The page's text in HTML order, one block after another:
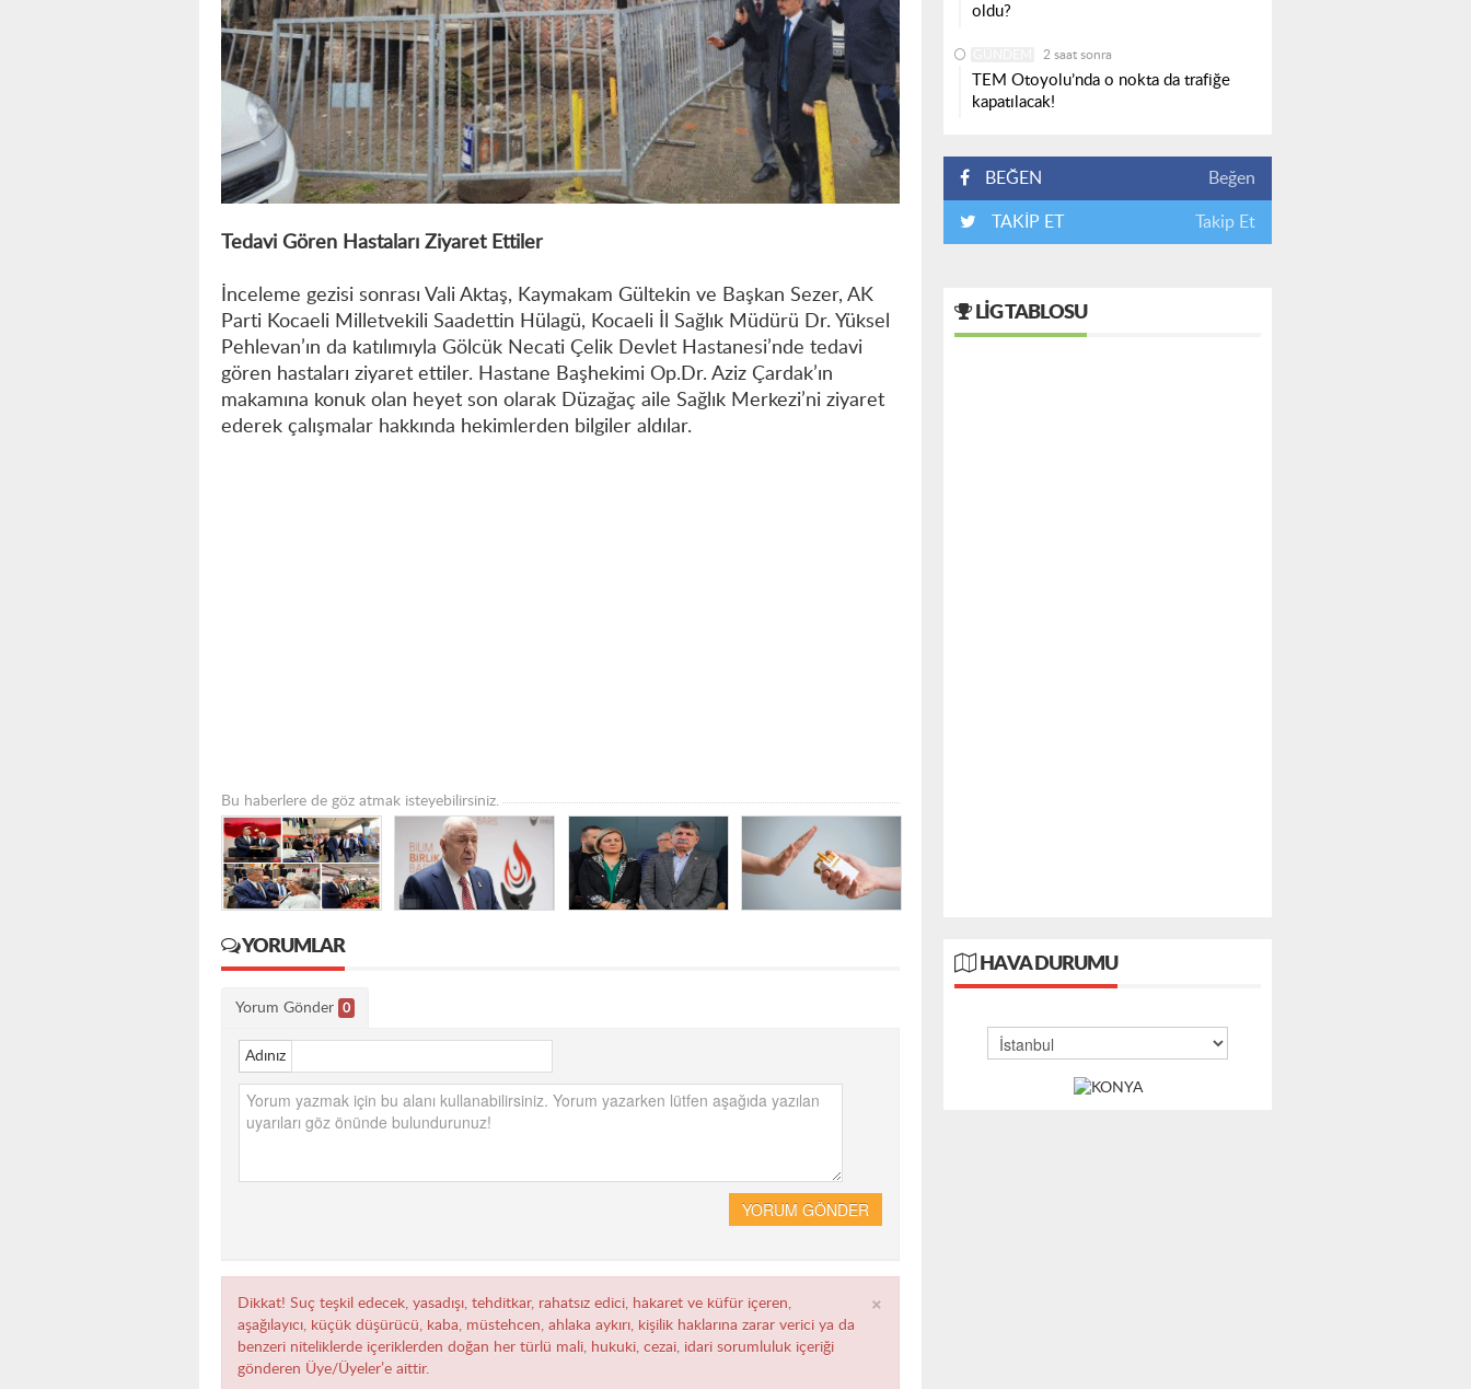
Tedavi Gören Hastaları Ziyaret Ettiler
İnceleme gezisi sonrası Vali Aktaş, Kaymakam Gültekin ve Başkan Sezer, AK
Parti Kocaeli Milletvekili Saadettin Hülagü, Kocaeli İl Sağlık Müdürü Dr. Yüksel
Pehlevan’ın da katılımıyla Gölcük Necati Çelik Devlet Hastanesi’nde tedavi
gören hastaları ziyaret ettiler. Hastane Başhekimi Op.Dr. Aziz Çardak’ın
makamına konuk olan heyet son olarak Düzağaç aile Sağlık Merkezi’ni ziyaret
ederek çalışmalar hakkında hekimlerden bilgiler aldılar.
Bu haberlere de göz atmak isteyebilirsiniz.
YORUMLAR
Yorum Gönder 0
Adınız
YORUM GÖNDER
×
Dikkat! Suç teşkil edecek, yasadışı, tehditkar, rahatsız edici, hakaret ve küfür içeren,
aşağılayıcı, küçük düşürücü, kaba, müstehcen, ahlaka aykırı, kişilik haklarına zarar verici ya da
benzeri niteliklerde içeriklerden doğan her türlü mali, hukuki, cezai, idari sorumluluk içeriği
gönderen Üye/Üyeler’e aittir.
oldu?
2 saat sonra
TEM Otoyolu’nda o nokta da trafiğe
kapatılacak!
BEĞEN Beğen
TAKİP ET Takip Et
LIG TABLOSU
HAVA DURUMU